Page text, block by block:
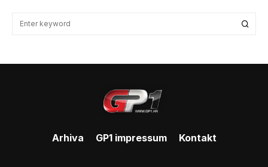
Arhiva GP1 impressum Kontakt